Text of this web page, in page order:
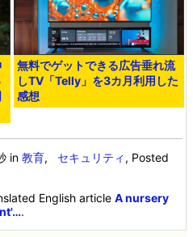
無料でゲットできる広告垂れ流
しTV「Telly」を3カ月利用した
感想
in教育, セキュリティ , Posted
English articleA nursery
.